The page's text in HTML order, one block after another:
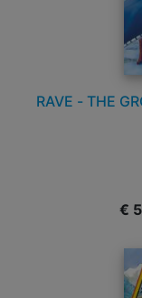
RAVE - THE
€